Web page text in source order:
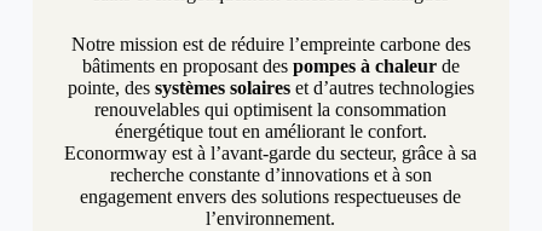
Notre mission est de réduire l’empreinte carbone des
bâtiments en proposant des pompes à chaleurde
pointe, des systèmes solaireset d’autres technologies
renouvelables qui optimisent la consommation
énergétique tout en améliorant le confort.
Econormway est à l’avant-garde du secteur, grâce à sa
recherche constante d’innovations et à son
engagement envers des solutions respectueuses de
l’environnement.